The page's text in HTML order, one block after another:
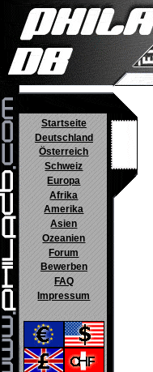
Startseite
Deutschland
Österreich
Schweiz
Europa
Afrika
Amerika
Asien
Ozeanien
Forum
Bewerben
FAQ
Impressum